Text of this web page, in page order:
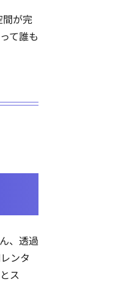
間が完
て誰も
、透過
ンタ
ス